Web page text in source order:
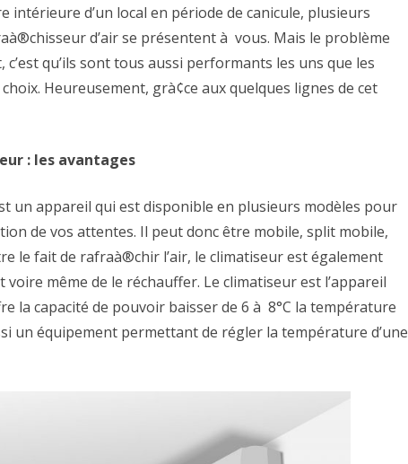
d’air
ou
climatiseur
?
Et
?
d’un local en période de canicule, plusieurs
d’air se présentent à vous. Mais le problème
qu’ils sont tous aussi performants les uns que les
Heureusement, grà¢ce aux quelques lignes de cet
: les avantages
un appareil qui est disponible en plusieurs modèles pour
de vos attentes. Il peut donc être mobile, split mobile,
le fait de rafraà®chir l’air, le climatiseur est également
même de le réchauffer. Le climatiseur est l’appareil
la capacité de pouvoir baisser de 6 à 8°C la température
un équipement permettant de régler la température d’une